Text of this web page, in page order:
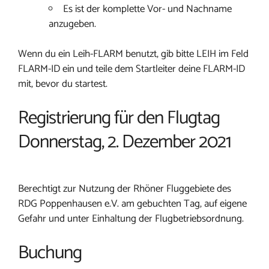
Es ist der komplette Vor- und Nachname
anzugeben.
Wenn du ein Leih-FLARM benutzt, gib bitte LEIH im Feld
FLARM-ID ein und teile dem Startleiter deine FLARM-ID
mit, bevor du startest.
Registrierung für den Flugtag
Donnerstag, 2. Dezember 2021
Berechtigt zur Nutzung der Rhöner Fluggebiete des
RDG Poppenhausen e.V. am gebuchten Tag, auf eigene
Gefahr und unter Einhaltung der Flugbetriebsordnung.
Buchung